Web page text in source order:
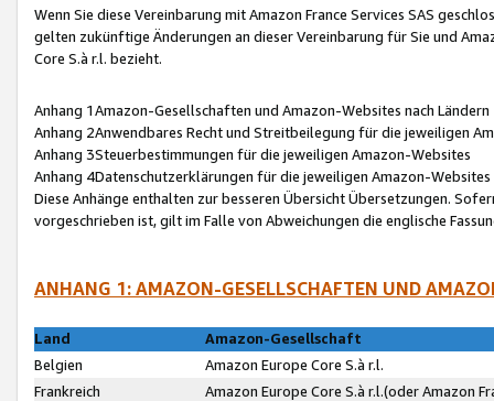
Wenn Sie diese Vereinbarung mit Amazon France Services SAS
gelten zukünftige Änderungen an dieser Vereinbarung für Sie und
Core S.à r.l. bezieht.
Anhang 1Amazon-Gesellschaften und Amazon-Websites nach Ländern
Anhang 2Anwendbares Recht und Streitbeilegung für die jeweiligen
Anhang 3Steuerbestimmungen für die jeweiligen Amazon-Websites
Anhang 4Datenschutzerklärungen für die jeweiligen Amazon-Websites
Diese Anhänge enthalten zur besseren Übersicht Übersetzungen.
vorgeschrieben ist, gilt im Falle von Abweichungen die englische
ANHANG 1: AMAZON-GESELLSCHAFTEN UND
Land
Amazon-Gesellschaft
Belgien
Amazon Europe Core S.à r.l.
Frankreich
Amazon Europe Core S.à r.l.(oder Amazon